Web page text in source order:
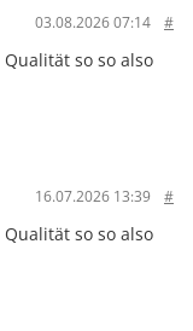
03.08.2026 07:14 #
so so also
16.07.2026 13:39 #
so so also